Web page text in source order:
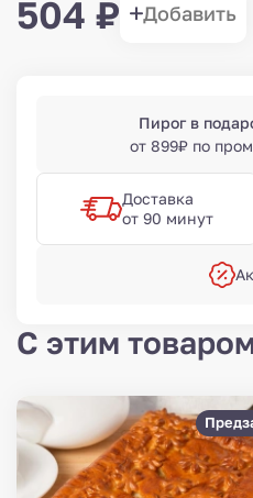
504 ₽ Добавить
Пирог в
от 899₽ по
Доставка
от 90 минут
С этим